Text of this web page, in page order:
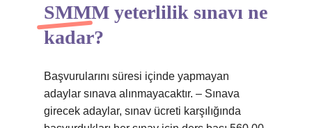
SMMM yeterlilik sınavı ne
kadar?
Başvurularını süresi içinde yapmayan
adaylar sınava alınmayacaktır. – Sınava
girecek adaylar, sınav ücreti karşılığında